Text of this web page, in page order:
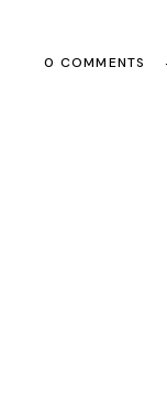
0 COMMENTS